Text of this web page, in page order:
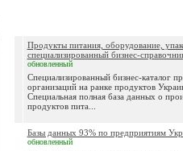
Продукты питания, оборудование,
специализированный бизнес-
обновленный
Специализированный бизнес-каталог
организаций на ранке продуктов
Специальная полная база данных о
продуктов пита...
Базы данных 93% по предприятиям
обновленный